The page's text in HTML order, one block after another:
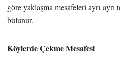
göre yaklaşma mesafeleri ayrı
bulunur.
Köylerde Çekme Mesafesi